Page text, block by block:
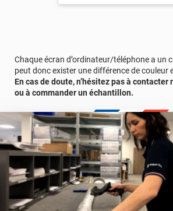
peut chauffer davantage. Pour éviter ce
Chaque écran d’ordinateur/téléphone a un
peut donc exister une différence de couleur
En cas de doute, n’hésitez pas à
ou à commander un échantillon.